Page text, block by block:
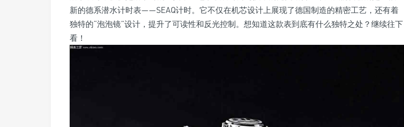
新的德系潜水计时表——SEAQ计时。它不仅在机芯设计上展现了德国制造的精密工艺，还有着
独特的“泡泡镜”设计，提升了可读性和反光控制。想知道这款表到底有什么独特之处？继续往下
看！